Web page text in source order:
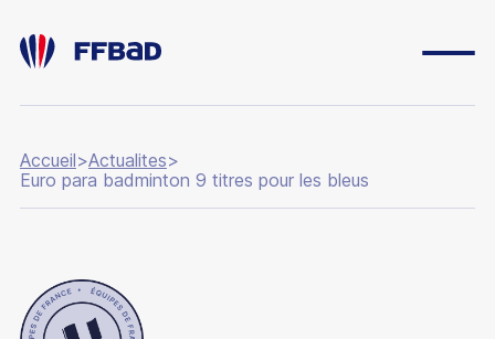
Accueil>Actualites>
Euro para badminton 9 titres pour les bleus